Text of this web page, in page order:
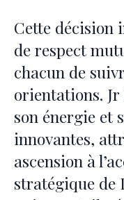
Cette décision
de respect
chacun de
orientations.
son énergie et
innovantes,
ascension à
stratégique de